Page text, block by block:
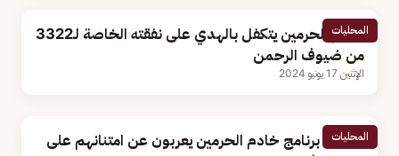
المحليات
خادم الحرمين يتكفل بالهدي على نفقته الخاصة لـ3322
من ضيوف الرحمن
الإثنين 17 يونيو 2024
المحليات
ضيوف برنامج خادم الحرمين يعربون عن امتنانهم على